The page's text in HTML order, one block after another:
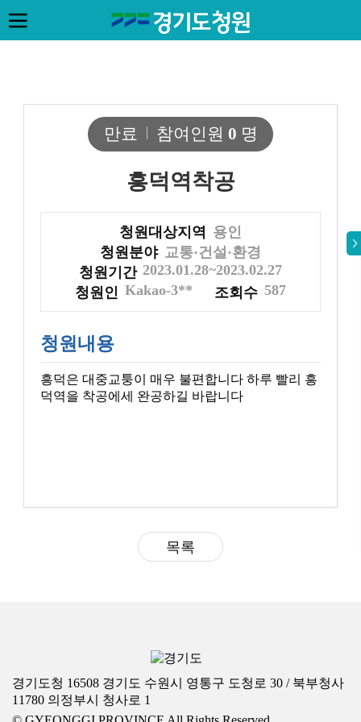
만료 참여인원 0 명
흥덕역착공
청원대상지역 용인
청원분야 교통·건설·환경
청원기간 2023.01.28~2023.02.27
청원인 Kakao-3** 조회수 587
청원내용
흥덕은 대중교퉁이 매우 불편합니다 하루 빨리 흥
덕역을 착공에세 완공하길 바랍니다
목록
경기도청 16508 경기도 수원시 영통구 도청로 30 / 북부청사
11780 의정부시 청사로 1